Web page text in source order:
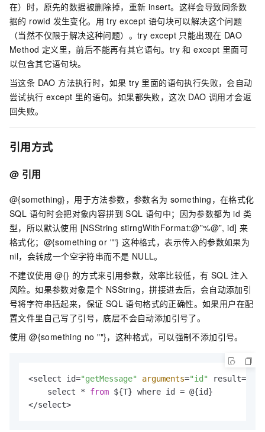
在）时，原先的数据被删除掉，重新 insert。这样会导致同条数
据的 rowid 发生变化。用 try except 语句块可以解决这个问题
（当然不仅限于解决这种问题）。try except 只能出现在 DAO
Method 定义里，前后不能再有其它语句。try 和 except 里面可
以包含其它语句块。
当这条 DAO 方法执行时，如果 try 里面的语句执行失败，会自动
尝试执行 except 里的语句。如果都失败，这次 DAO 调用才会返
回失败。
引用方式
@ 引用
@{something}，用于方法参数，参数名为 something，在格式化
SQL 语句时会把对象内容拼到 SQL 语句中；因为参数都为 id 类
型，所以默认使用 [NSString stirngWithFormat:@”%@”, id] 来
格式化；@{something or ""} 这种格式，表示传入的参数如果为
nil，会转成一个空字符串而不是 NULL。
不建议使用 @{} 的方式来引用参数，效率比较低，有 SQL 注入
风险。如果参数对象是个 NSString，拼接进去后，会自动添加引
号将字符串括起来，保证 SQL 语句格式的正确性。如果用户在配
置文件里自己写了引号，底层不会自动添加引号了。
使用 @{something no ""}，这种格式，可以强制不添加引号。
<select id="getMessage" arguments="id" result=
    select *
from ${T} where id = @{id}
</select>